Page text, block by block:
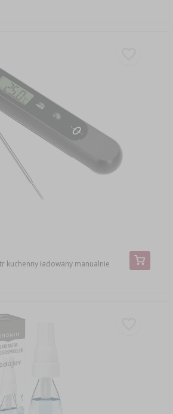
kuchenny ładowany manualnie